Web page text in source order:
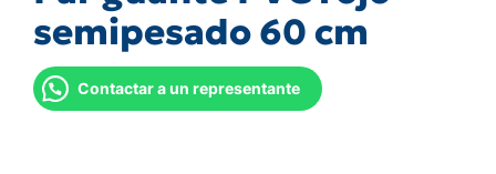
semipesado 60 cm
Contactar a un representante